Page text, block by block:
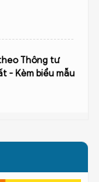
Thông tư
- Kèm biểu mẫu